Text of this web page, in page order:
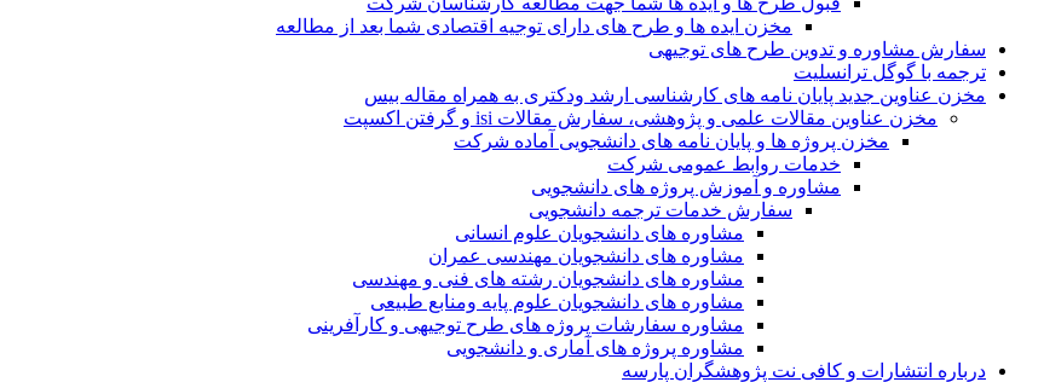
مخزن ایده ها و طرح های دارای توجیه اقتصادی شما بعد از مطالعه
سفارش مشاوره و تدوین طرح های توجیهی
ترجمه با گوگل ترانسلیت
مخزن عناوین جدید پایان نامه های کارشناسی ارشد ودکتری به همراه مقاله بیس
مخزن عناوین مقالات علمی و پژوهشی، سفارش مقالات isi و گرفتن اکسپت
مخزن پروژه ها و پایان نامه های دانشجویی آماده شرکت
خدمات روابط عمومی شرکت
مشاوره و آموزش پروژه های دانشجویی
سفارش خدمات ترجمه دانشجویی
مشاوره های دانشجویان علوم انسانی
مشاوره های دانشجویان مهندسی عمران
مشاوره های دانشجویان رشته های فنی و مهندسی
مشاوره های دانشجویان علوم پایه ومنابع طبیعی
مشاوره سفارشات پروژه های طرح توجیهی و کارآفرینی
مشاوره پروژه های آماری و دانشجویی
درباره انتشارات و کافی نت پژوهشگران پارسه